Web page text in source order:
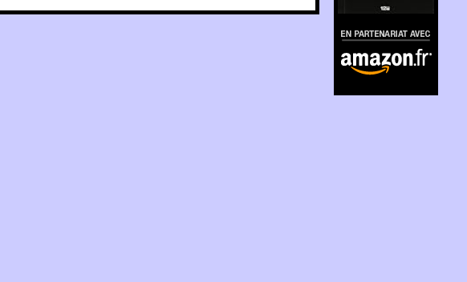
En partenariat avec
Amazon.fr